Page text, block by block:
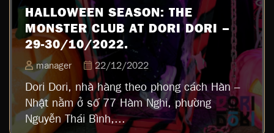
HALLOWEEN SEASON: THE
MONSTER CLUB AT DORI DORI –
29-30/10/2022.
manager 22/12/2022
Dori Dori, nhà hàng theo phong cách Hàn –
Nhật nằm ở số 77 Hàm Nghi, phường
Nguyễn Thái Bình,...